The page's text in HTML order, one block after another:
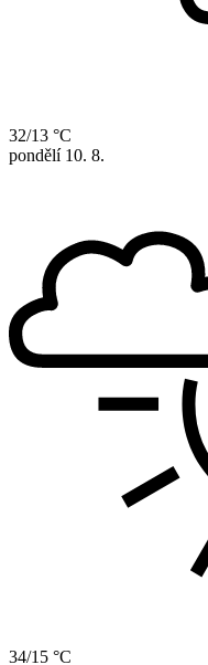
32/13 °C
pondělí 10. 8.
34/15 °C